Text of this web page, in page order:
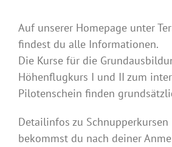
Auf unserer Homepage unter
findest du alle Informationen.
Die Kurse für die
Höhenflugkurs I und II zum
Pilotenschein finden
Detailinfos zu Schnupperkursen
bekommst du nach deiner